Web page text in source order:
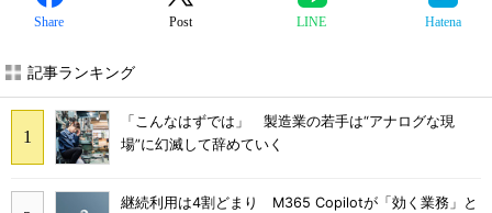
Share Post LINE Hatena
記事ランキング
「こんなはずでは」 製造業の若手は“アナログな現
場”に幻滅して辞めていく
継続利用は4割どまり M365 Copilotが「効く業務」と